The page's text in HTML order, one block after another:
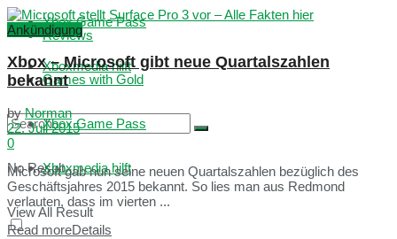
Xbox Game Pass
Xboxmedia hilft
No Result
View All Result
Reviews
Games with Gold
Xbox Game Pass
Xboxmedia hilft
Ankündigung
Xbox – Microsoft gibt neue Quartalszahlen
bekannt
by Norman
22. Juli 2015
0
Microsoft gab nun seine neuen Quartalszahlen bezüglich des
Geschäftsjahres 2015 bekannt. So lies man aus Redmond
verlauten, dass im vierten ...
Read moreDetails